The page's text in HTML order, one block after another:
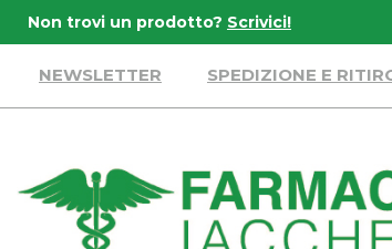
principale
Non trovi un prodotto? Scrivici!
NEWSLETTER SPEDIZIONE E
Farmacia
Iaccheri